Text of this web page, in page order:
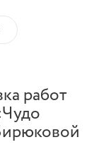
работ